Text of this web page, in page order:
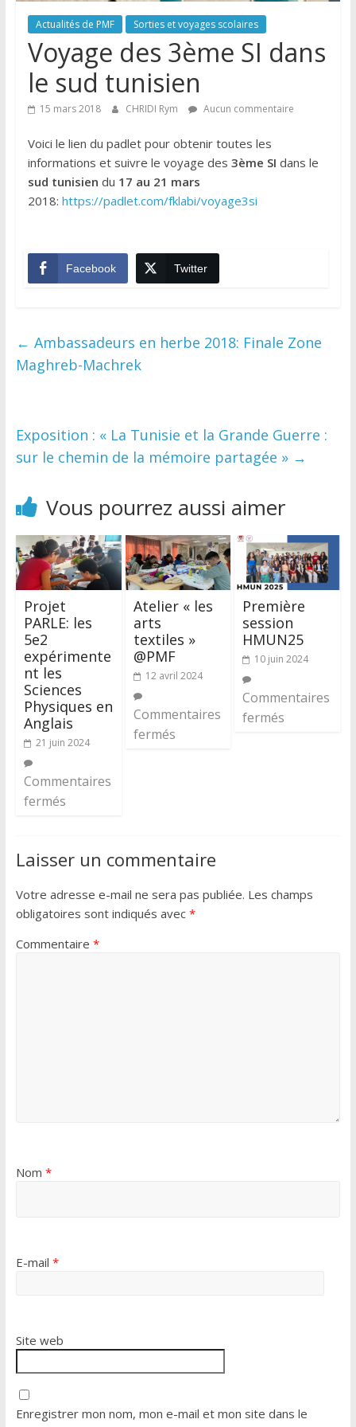
Actualités de PMF Sorties et voyages scolaires
Voyage des 3ème SI dans
le sud tunisien
15 mars 2018 CHRIDI Rym Aucun commentaire
Voici le lien du padlet pour obtenir toutes les
informations et suivre le voyage des 3ème SI dans le
sud tunisien du 17 au 21 mars
2018: https://padlet.com/fklabi/voyage3si
Facebook Twitter
← Ambassadeurs en herbe 2018: Finale Zone
Maghreb-Machrek
Exposition : « La Tunisie et la Grande Guerre :
sur le chemin de la mémoire partagée » →
Vous pourrez aussi aimer
Projet
PARLE: les
5e2
expérimente
nt les
Sciences
Physiques en
Anglais
21 juin 2024
Commentaires
fermés
Atelier « les
arts
textiles »
@PMF
12 avril 2024
Commentaires
fermés
Première
session
HMUN25
10 juin 2024
Commentaires
fermés
Laisser un commentaire
Votre adresse e-mail ne sera pas publiée. Les champs
obligatoires sont indiqués avec *
Commentaire *
Nom *
E-mail *
Site web
Enregistrer mon nom, mon e-mail et mon site dans le